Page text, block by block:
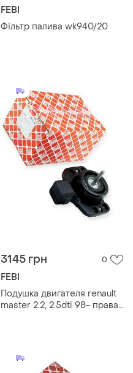
FEBI
Фільтр палива wk940/20
3145 грн 0
FEBI
Подушка двигателя renault
master 2.2, 2.5dti 98- правая